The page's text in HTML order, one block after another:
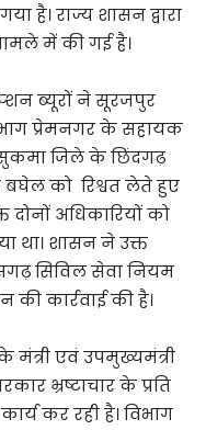
है। राज्य शासन द्वारा
में की गई है।
ब्यूरों ने सूरजपुर
प्रेमनगर के सहायक
जिले के छिंदगढ़
को रिश्वत लेते हुए
दोनों अधिकारियों को
था। शासन ने उक्त
सिविल सेवा नियम
कार्रवाई की है।
मंत्री एवं उपमुख्यमंत्री
भ्रष्टाचार के प्रति
कर रही है। विभाग